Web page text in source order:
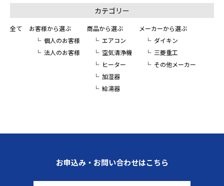
カテゴリー
全て
お客様から選ぶ
個人のお客様
法人のお客様
商品から選ぶ
エアコン
空気清浄機
ヒーター
加湿器
給湯器
メーカーから選ぶ
ダイキン
三菱重工
その他メーカー
お申込み・お問い合わせはこちら